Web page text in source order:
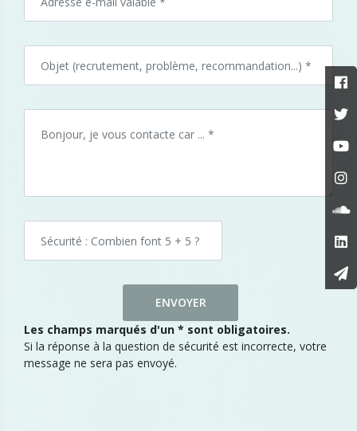
Les champs marqués d'un * sont obligatoires.
Si la réponse à la question de sécurité est incorrecte, votre
message ne sera pas envoyé.